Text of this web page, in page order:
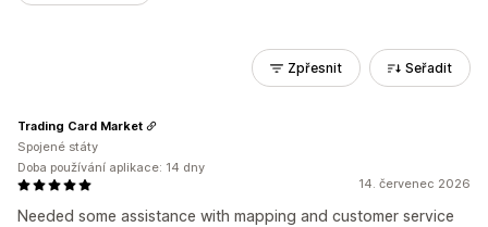
Zpřesnit Seřadit
14. červenec 2026
Needed some assistance with mapping and customer service
Trading Card Market
Spojené státy
Doba používání aplikace: 14 dny